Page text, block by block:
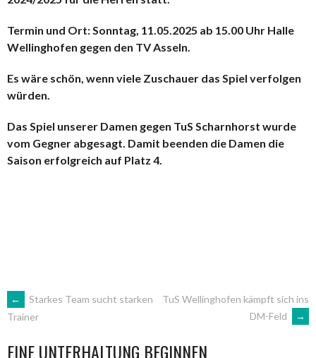
Termin und Ort: Sonntag, 11.05.2025 ab 15.00 Uhr Halle
Wellinghofen gegen den TV Asseln.
Es wäre schön, wenn viele Zuschauer das Spiel verfolgen
würden.
Das Spiel unserer Damen gegen TuS Scharnhorst wurde
vom Gegner abgesagt. Damit beenden die Damen die
Saison erfolgreich auf Platz 4.
ARTIKEL-
NAVIGATION
←
Starkes Team sucht starken
Trainer
TuS Wellinghofen kämpft sich ins
DM-Feld
→
EINE UNTERHALTUNG BEGINNEN